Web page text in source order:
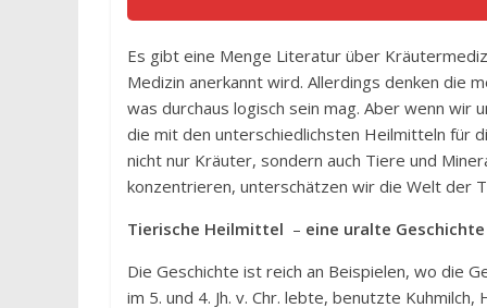
Es gibt eine Menge Literatur über
Medizin anerkannt wird. Allerdings denken die
was durchaus logisch sein mag. Aber wenn wir
die mit den unterschiedlichsten Heilmitteln für
nicht nur Kräuter, sondern auch Tiere und
konzentrieren, unterschätzen wir die Welt der
Tierische Heilmittel – eine uralte Geschichte
Die Geschichte ist reich an Beispielen, wo die
im 5. und 4. Jh. v. Chr. lebte, benutzte